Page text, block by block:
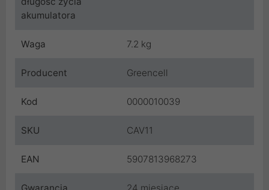
akumulatora
Waga 7.2 kg
Producent Greencell
Kod 0000010039
SKU CAV11
EAN 5907813968273